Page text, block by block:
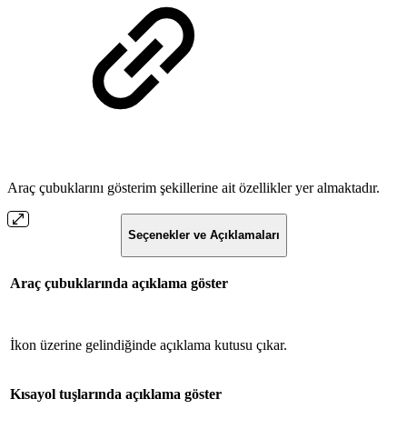
Araç çubuklarını gösterim şekillerine ait özellikler yer almaktadır.
Seçenekler ve Açıklamaları
Araç çubuklarında açıklama göster
İkon üzerine gelindiğinde açıklama kutusu çıkar.
Kısayol tuşlarında açıklama göster